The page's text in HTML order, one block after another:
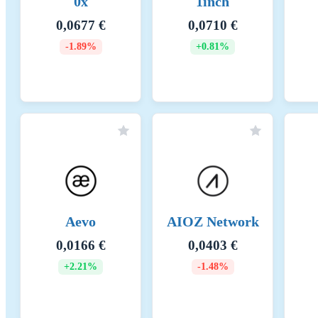
Kannustinmekanismit ja sovellettavat palkkiot
Raportointikauden alku
0,0677 €
-1.89%
0,0710 €
+0.81%
Aevo
0,0166 €
+2.21%
AIOZ Network
0,0403 €
-1.48%